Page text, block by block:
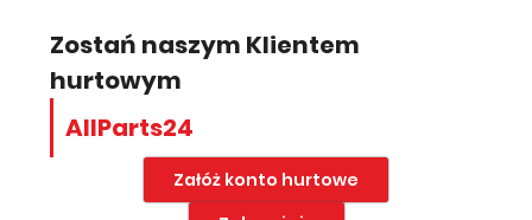
Zostań naszym Klientem
hurtowym
AllParts24
Załóż konto hurtowe
((cancelText))
Anuluj Zapisz
liście życzeń.
Anuluj Zaloguj się